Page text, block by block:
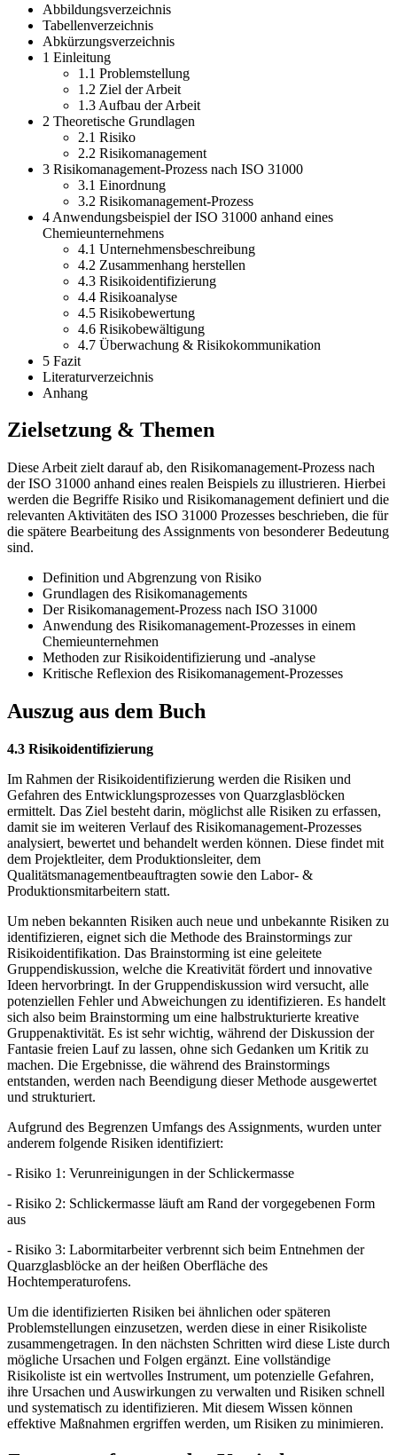
Abbildungsverzeichnis
Tabellenverzeichnis
Abkürzungsverzeichnis
1 Einleitung
1.1 Problemstellung
1.2 Ziel der Arbeit
1.3 Aufbau der Arbeit
2 Theoretische Grundlagen
2.1 Risiko
2.2 Risikomanagement
3 Risikomanagement-Prozess nach ISO 31000
3.1 Einordnung
3.2 Risikomanagement-Prozess
4 Anwendungsbeispiel der ISO 31000 anhand eines
Chemieunternehmens
4.1 Unternehmensbeschreibung
4.2 Zusammenhang herstellen
4.3 Risikoidentifizierung
4.4 Risikoanalyse
4.5 Risikobewertung
4.6 Risikobewältigung
4.7 Überwachung & Risikokommunikation
5 Fazit
Literaturverzeichnis
Anhang
Zielsetzung & Themen
Diese Arbeit zielt darauf ab, den Risikomanagement-Prozess nach
der ISO 31000 anhand eines realen Beispiels zu illustrieren. Hierbei
werden die Begriffe Risiko und Risikomanagement definiert und die
relevanten Aktivitäten des ISO 31000 Prozesses beschrieben, die für
die spätere Bearbeitung des Assignments von besonderer Bedeutung
sind.
Definition und Abgrenzung von Risiko
Grundlagen des Risikomanagements
Der Risikomanagement-Prozess nach ISO 31000
Anwendung des Risikomanagement-Prozesses in einem
Chemieunternehmen
Methoden zur Risikoidentifizierung und -analyse
Kritische Reflexion des Risikomanagement-Prozesses
Auszug aus dem Buch
4.3 Risikoidentifizierung
Im Rahmen der Risikoidentifizierung werden die Risiken und
Gefahren des Entwicklungsprozesses von Quarzglasblöcken
ermittelt. Das Ziel besteht darin, möglichst alle Risiken zu erfassen,
damit sie im weiteren Verlauf des Risikomanagement-Prozesses
analysiert, bewertet und behandelt werden können. Diese findet mit
dem Projektleiter, dem Produktionsleiter, dem
Qualitätsmanagementbeauftragten sowie den Labor- &
Produktionsmitarbeitern statt.
Um neben bekannten Risiken auch neue und unbekannte Risiken zu
identifizieren, eignet sich die Methode des Brainstormings zur
Risikoidentifikation. Das Brainstorming ist eine geleitete
Gruppendiskussion, welche die Kreativität fördert und innovative
Ideen hervorbringt. In der Gruppendiskussion wird versucht, alle
potenziellen Fehler und Abweichungen zu identifizieren. Es handelt
sich also beim Brainstorming um eine halbstrukturierte kreative
Gruppenaktivität. Es ist sehr wichtig, während der Diskussion der
Fantasie freien Lauf zu lassen, ohne sich Gedanken um Kritik zu
machen. Die Ergebnisse, die während des Brainstormings
entstanden, werden nach Beendigung dieser Methode ausgewertet
und strukturiert.
Aufgrund des Begrenzen Umfangs des Assignments, wurden unter
anderem folgende Risiken identifiziert:
- Risiko 1: Verunreinigungen in der Schlickermasse
- Risiko 2: Schlickermasse läuft am Rand der vorgegebenen Form
aus
- Risiko 3: Labormitarbeiter verbrennt sich beim Entnehmen der
Quarzglasblöcke an der heißen Oberfläche des
Hochtemperaturofens.
Um die identifizierten Risiken bei ähnlichen oder späteren
Problemstellungen einzusetzen, werden diese in einer Risikoliste
zusammengetragen. In den nächsten Schritten wird diese Liste durch
mögliche Ursachen und Folgen ergänzt. Eine vollständige
Risikoliste ist ein wertvolles Instrument, um potenzielle Gefahren,
ihre Ursachen und Auswirkungen zu verwalten und Risiken schnell
und systematisch zu identifizieren. Mit diesem Wissen können
effektive Maßnahmen ergriffen werden, um Risiken zu minimieren.